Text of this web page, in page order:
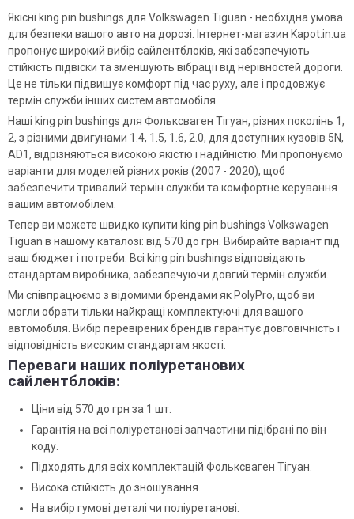
Якісні king pin bushings для Volkswagen Tiguan - необхідна умова
для безпеки вашого авто на дорозі. Інтернет-магазин Kapot.in.ua
пропонує широкий вибір сайлентблоків, які забезпечують
стійкість підвіски та зменшують вібрації від нерівностей дороги.
Це не тільки підвищує комфорт під час руху, але і продовжує
термін служби інших систем автомобіля.
Наші king pin bushings для Фольксваген Тігуан, різних поколінь 1,
2, з різними двигунами 1.4, 1.5, 1.6, 2.0, для доступних кузовів 5N,
AD1, відрізняються високою якістю і надійністю. Ми пропонуємо
варіанти для моделей різних років (2007 - 2020), щоб
забезпечити тривалий термін служби та комфортне керування
вашим автомобілем.
Тепер ви можете швидко купити king pin bushings Volkswagen
Tiguan в нашому каталозі: від 570 до грн. Вибирайте варіант під
ваш бюджет і потреби. Всі king pin bushings відповідають
стандартам виробника, забезпечуючи довгий термін служби.
Ми співпрацюємо з відомими брендами як PolyPro, щоб ви
могли обрати тільки найкращі комплектуючі для вашого
автомобіля. Вибір перевірених брендів гарантує довговічність і
відповідність високим стандартам якості.
Переваги наших поліуретанових
сайлентблоків:
Ціни від 570 до грн за 1 шт.
Гарантія на всі поліуретанові запчастини підібрані по він
коду.
Підходять для всіх комплектацій Фольксваген Тігуан.
Висока стійкість до зношування.
На вибір гумові деталі чи поліуретанові.